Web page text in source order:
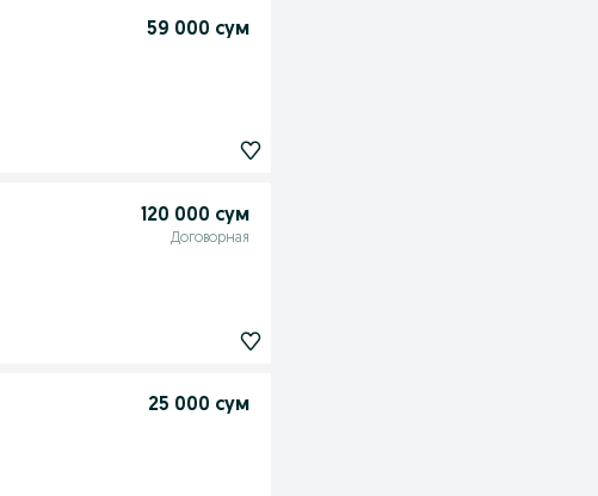
59 000 сум
120 000 сум
Договорная
25 000 сум